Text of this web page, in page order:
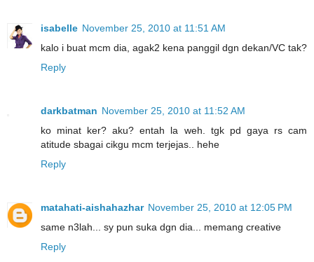
isabelle November 25, 2010 at 11:51 AM
kalo i buat mcm dia, agak2 kena panggil dgn dekan/VC tak?
Reply
darkbatman November 25, 2010 at 11:52 AM
ko minat ker? aku? entah la weh. tgk pd gaya rs cam
atitude sbagai cikgu mcm terjejas.. hehe
Reply
matahati-aishahazhar November 25, 2010 at 12:05 PM
same n3lah... sy pun suka dgn dia... memang creative
Reply